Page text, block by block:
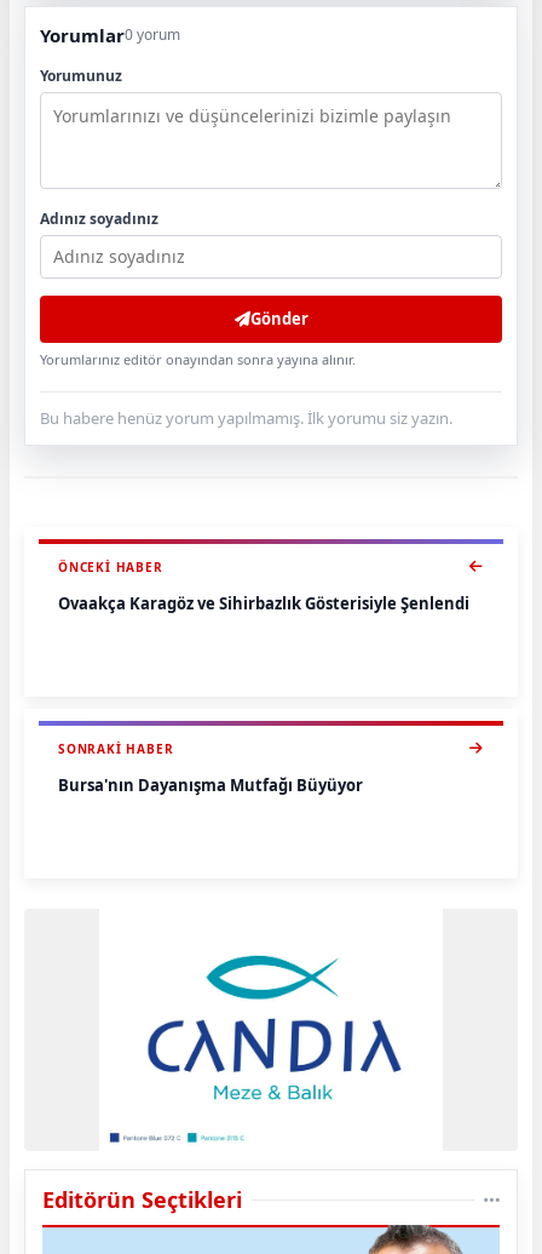
Yorumlar0 yorum
Yorumunuz
Adınız soyadınız
Gönder
Yorumlarınız editör onayından sonra yayına alınır.
Bu habere henüz yorum yapılmamış. İlk yorumu siz yazın.
ÖNCEKI HABER
Ovaakça Karagöz ve Sihirbazlık Gösterisiyle Şenlendi
SONRAKI HABER
Bursa'nın Dayanışma Mutfağı Büyüyor
Editörün Seçtikleri